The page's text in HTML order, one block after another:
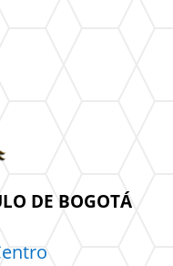
DE BOGOTÁ